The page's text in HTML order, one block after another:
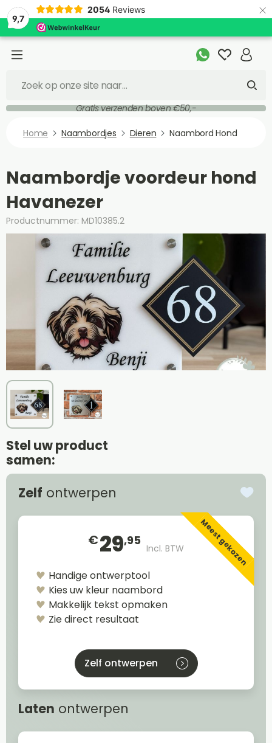
9,7
2054 Reviews ×
Gratis verzenden boven €50,-
Home Naambordjes Dieren Naambord Hond
Naambordje voordeur hond
Havanezer
Productnummer: MD10385.2
Stel uw product
samen:
Zelf ontwerpen
€29,95
Incl. BTW Meest gekozen
Handige ontwerptool
Kies uw kleur naambord
Makkelijk tekst opmaken
Zie direct resultaat
Zelf ontwerpen
Laten ontwerpen